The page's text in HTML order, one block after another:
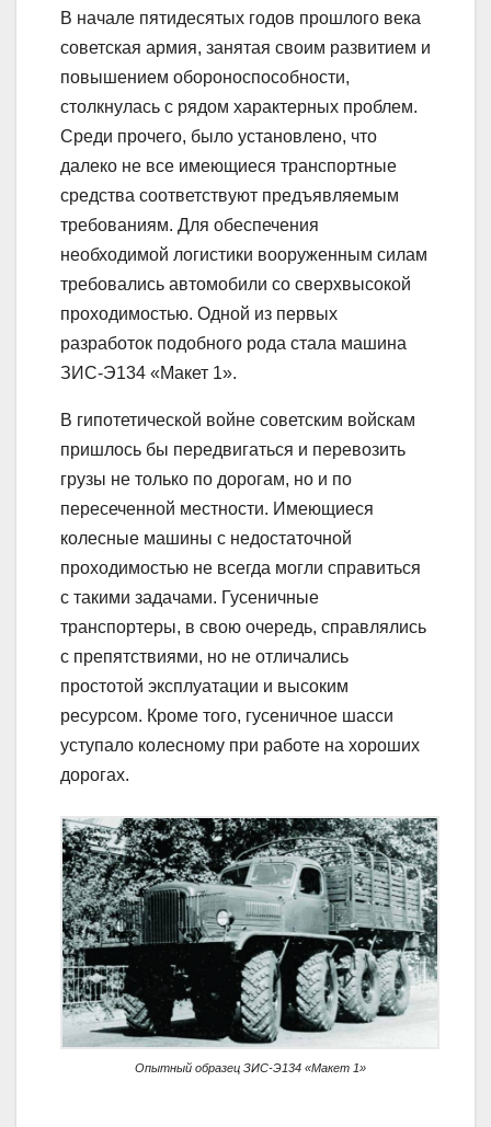
В начале пятидесятых годов прошлого века
советская армия, занятая своим развитием и
повышением обороноспособности,
столкнулась с рядом характерных проблем.
Среди прочего, было установлено, что
далеко не все имеющиеся транспортные
средства соответствуют предъявляемым
требованиям. Для обеспечения
необходимой логистики вооруженным силам
требовались автомобили со сверхвысокой
проходимостью. Одной из первых
разработок подобного рода стала машина
ЗИС-Э134 «Макет 1».
В гипотетической войне советским войскам
пришлось бы передвигаться и перевозить
грузы не только по дорогам, но и по
пересеченной местности. Имеющиеся
колесные машины с недостаточной
проходимостью не всегда могли справиться
с такими задачами. Гусеничные
транспортеры, в свою очередь, справлялись
с препятствиями, но не отличались
простотой эксплуатации и высоким
ресурсом. Кроме того, гусеничное шасси
уступало колесному при работе на хороших
дорогах.
Опытный образец ЗИС-Э134 «Макет 1»